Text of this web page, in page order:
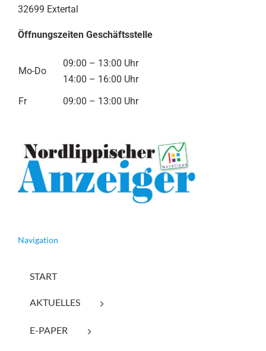
32699 Extertal
Öffnungszeiten Geschäftsstelle
Mo-Do
09:00 – 13:00 Uhr
14:00 – 16:00 Uhr
Fr
09:00 – 13:00 Uhr
Navigation
START
AKTUELLES
E-PAPER